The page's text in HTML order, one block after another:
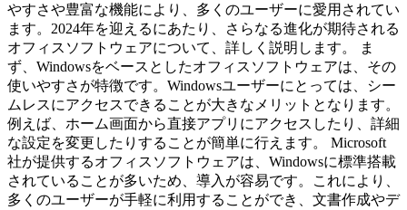
やすさや豊富な機能により、多くのユーザーに愛用されてい
ます。2024年を迎えるにあたり、さらなる進化が期待される
オフィスソフトウェアについて、詳しく説明します。 ま
ず、Windowsをベースとしたオフィスソフトウェアは、その
使いやすさが特徴です。Windowsユーザーにとっては、シー
ムレスにアクセスできることが大きなメリットとなります。
例えば、ホーム画面から直接アプリにアクセスしたり、詳細
な設定を変更したりすることが簡単に行えます。 Microsoft
社が提供するオフィスソフトウェアは、Windowsに標準搭載
されていることが多いため、導入が容易です。これにより、
多くのユーザーが手軽に利用することができ、文書作成やデ